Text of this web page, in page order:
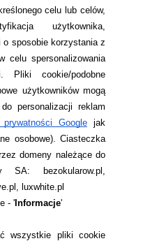
celu lub celów,
użytkownika,
sposobie korzystania z
celu spersonalizowania
Pliki cookie/podobne
użytkowników mogą
personalizacji reklam
Googlejak
osobowe). Ciasteczka
domeny należące do
SA: bezokularow.pl,
luxwhite.pl
- 'Informacje'
wszystkie pliki cookie